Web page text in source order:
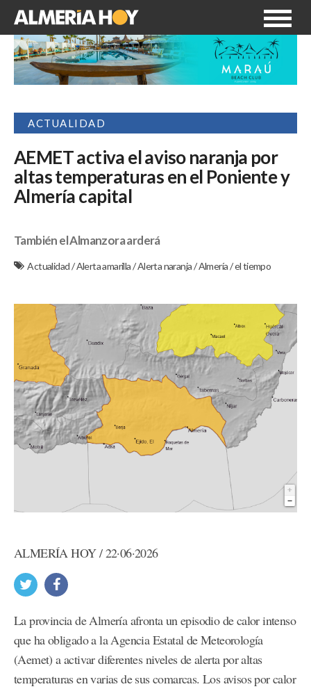
ACTUALIDAD
AEMET activa el aviso naranja por
altas temperaturas en el Poniente y
Almería capital
También el Almanzora arderá
Actualidad/Alerta amarilla/Alerta naranja/Almería/el tiempo
ALMERÍA HOY / 22·06·2026
La provincia de Almería afronta un episodio de calor intenso
que ha obligado a la Agencia Estatal de Meteorología
(Aemet) a activar diferentes niveles de alerta por altas
temperaturas en varias de sus comarcas. Los avisos por calor